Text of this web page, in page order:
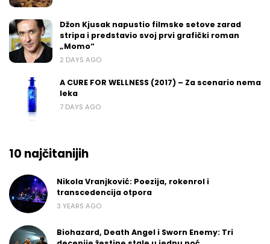
Džon Kjusak napustio filmske setove zarad
stripa i predstavio svoj prvi grafički roman
„Momo“
2 DAYS AGO
A CURE FOR WELLNESS (2017) – Za scenario nema
leka
7 DAYS AGO
10 najčitanijih
Nikola Vranjković: Poezija, rokenrol i
transcedencija otpora
3 YEARS AGO
Biohazard, Death Angel i Sworn Enemy: Tri